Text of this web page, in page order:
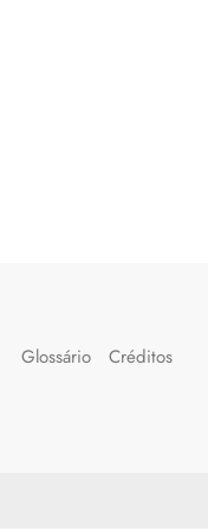
Glossário Créditos